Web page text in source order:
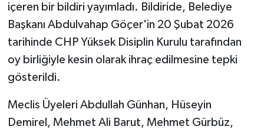
içeren bir bildiri yayımladı. Bildiride, Belediye
Başkanı Abdulvahap Göçer'in 20 Şubat 2026
tarihinde CHP Yüksek Disiplin Kurulu tarafından
oy birliğiyle kesin olarak ihraç edilmesine tepki
gösterildi.
Meclis Üyeleri Abdullah Günhan, Hüseyin
Demirel, Mehmet Ali Barut, Mehmet Gürbüz,